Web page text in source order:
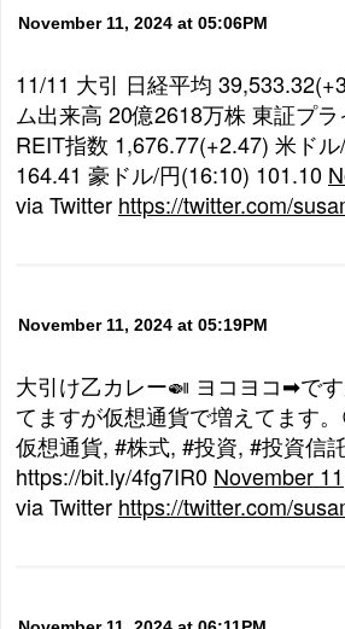
November 11, 2024 at 05:06PM
11/11 大引 日経平均
ム出来高 20億2618万株 東証プ
REIT指数 1,676.77(+2.47) 米ド
164.41 豪ドル/円(16:10) 101.10
via Twitter https://twitter.com/
November 11, 2024 at 05:19PM
大引け乙カレー🍛 ヨコヨコ➡で
てますが仮想通貨で増えてます
仮想通貨, #株式, #投資, #投資信
https://bit.ly/4fg7IR0 November
via Twitter https://twitter.com/